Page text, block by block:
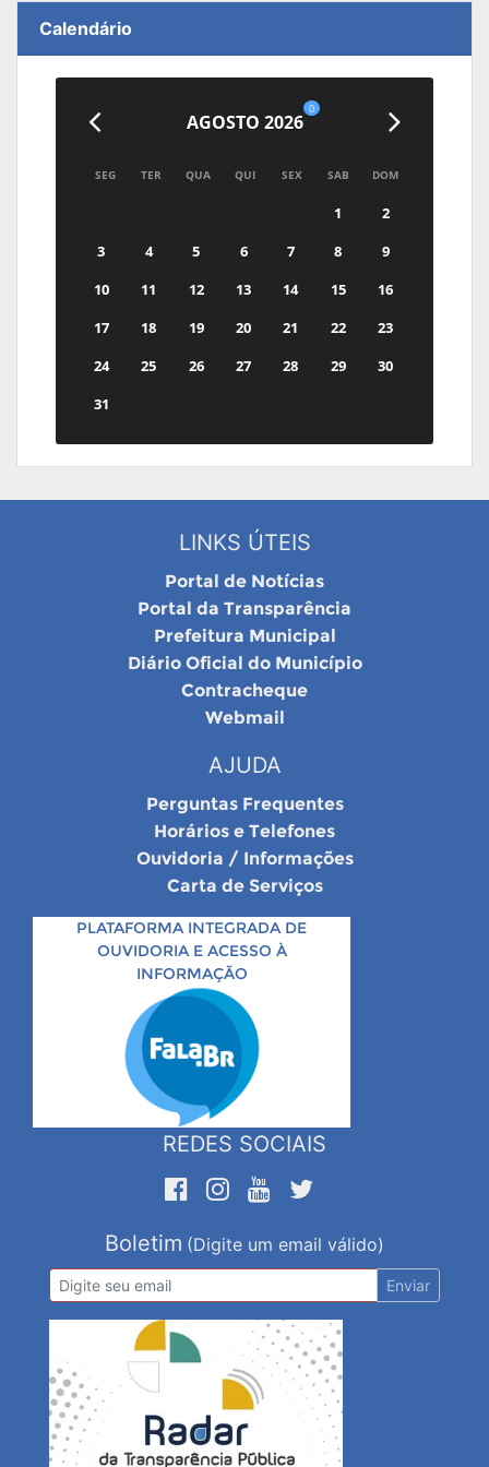
Calendário
AGOSTO 2026
0
SEG TER QUA QUI SEX SAB DOM
1
2
3
4 5 6 7 8
9
10
11 12 13 14 15
16
17
18 19 20 21 22
23
24
25 26 27 28 29
30
31
LINKS ÚTEIS
Portal de Notícias
Portal da Transparência
Prefeitura Municipal
Diário Oficial do Município
Contracheque
Webmail
AJUDA
Perguntas Frequentes
Horários e Telefones
Ouvidoria / Informações
Carta de Serviços
PLATAFORMA INTEGRADA DE
OUVIDORIA E ACESSO À
INFORMAÇÃO
REDES SOCIAIS
Boletim (Digite um email válido)
Enviar